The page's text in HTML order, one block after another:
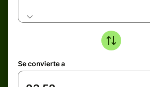
Se convierte a